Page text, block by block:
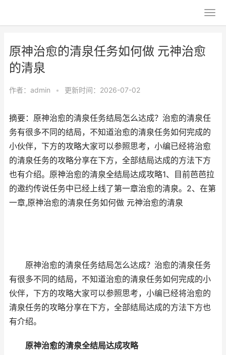
原神治愈的清泉任务如何做 元神治愈
的清泉
作者： admin • 更新时间：2026-07-02
摘要：原神治愈的清泉任务结局怎么达成？治愈的清泉任
务有很多不同的结局，不知道治愈的清泉任务如何完成的
小伙伴，下方的攻略大家可以参照思考，小编已经将治愈
的清泉任务的攻略分享在下方，全部结局达成的方法下方
也有介绍。原神治愈的清泉全结局达成攻略1、目前芭芭拉
的邀约传说任务中已经上线了第一章治愈的清泉。2、在第
一章,原神治愈的清泉任务如何做 元神治愈的清泉
原神治愈的清泉任务结局怎么达成？ 治愈的清泉任务
有很多不同的结局，不知道治愈的清泉任务如何完成的小
伙伴，下方的攻略大家可以参照思考，小编已经将治愈的
清泉任务的攻略分享在下方，全部结局达成的方法下方也
有介绍。
原神治愈的清泉全结局达成攻略